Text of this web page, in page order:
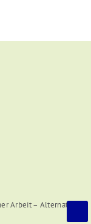
Arbeit – Alternative